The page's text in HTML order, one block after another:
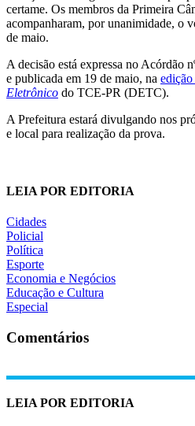
certame. Os membros da Primeira
acompanharam, por unanimidade, o
de maio.
A decisão está expressa no Acórdão
e publicada em 19 de maio, na
Eletrônico do TCE-PR (DETC).
A Prefeitura estará divulgando nos
e local para realização da prova.
LEIA POR EDITORIA
Cidades
Policial
Política
Esporte
Economia e Negócios
Educação e Cultura
Especial
Comentários
LEIA POR EDITORIA